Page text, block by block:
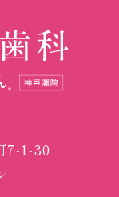
7-1-30